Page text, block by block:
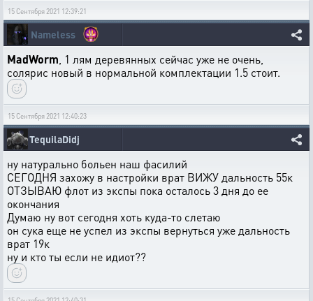
15 Сентября 2021 12:39:21
Nameless
MadWorm , 1 лям деревянных сейчас уже не очень,
солярис новый в нормальной комплектации 1.5 стоит.
15 Сентября 2021 12:40:23
TequilaDidj
ну натурально больен наш фасилий
СЕГОДНЯ захожу в настройки врат ВИЖУ дальность 55к
ОТЗЫВАЮ флот из экспы пока осталось 3 дня до ее
окончания
Думаю ну вот сегодня хоть куда-то слетаю
он сука еще не успел из экспы вернуться уже дальность
врат 19к
ну и кто ты если не идиот??